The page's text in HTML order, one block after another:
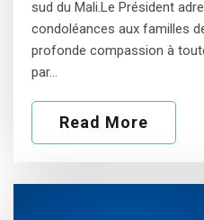
sud du Mali.Le Président
condoléances aux familles
profonde compassion à
par…
Read More